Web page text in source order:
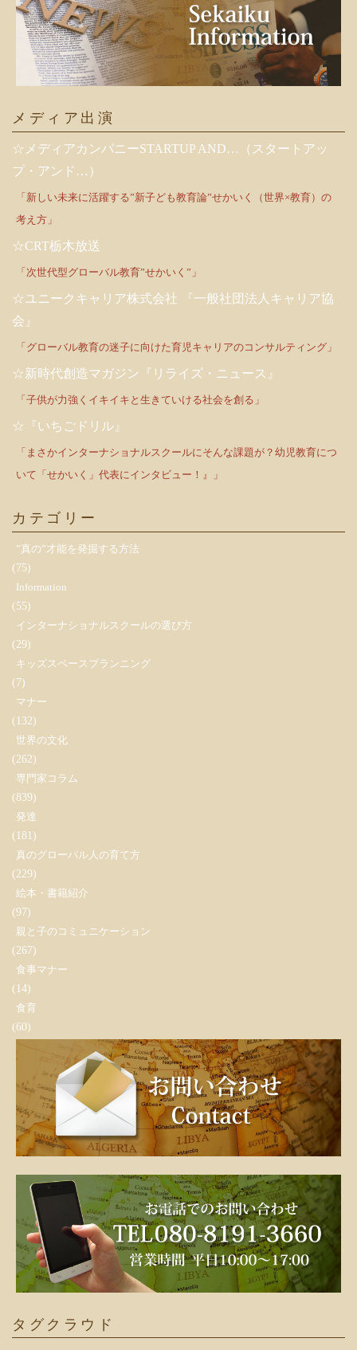
メディア出演
☆メディアカンパニーSTARTUP AND…（スタートアッ
プ・アンド…）
「新しい未来に活躍する”新子ども教育論”せかいく（世界×教育）の
考え方」
☆CRT栃木放送
「次世代型グローバル教育”せかいく”」
☆ユニークキャリア株式会社 『一般社団法人キャリア協
会』
「グローバル教育の迷子に向けた育児キャリアのコンサルティング」
☆新時代創造マガジン『リライズ・ニュース』
「子供が力強くイキイキと生きていける社会を創る」
☆『いちごドリル』
「まさかインターナショナルスクールにそんな課題が？幼児教育につ
いて「せかいく」代表にインタビュー！』」
カテゴリー
”真の”才能を発掘する方法
(75)
Information
(55)
インターナショナルスクールの選び方
(29)
キッズスペースプランニング
(7)
マナー
(132)
世界の文化
(262)
専門家コラム
(839)
発達
(181)
真のグローバル人の育て方
(229)
絵本・書籍紹介
(97)
親と子のコミュニケーション
(267)
食事マナー
(14)
食育
(60)
タグクラウド